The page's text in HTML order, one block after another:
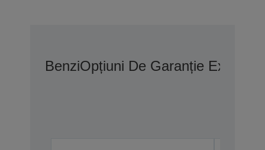
BenziOpțiuni De Garanție Extinsă